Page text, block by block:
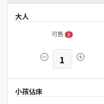
大人
可售 0
1
小孩佔床